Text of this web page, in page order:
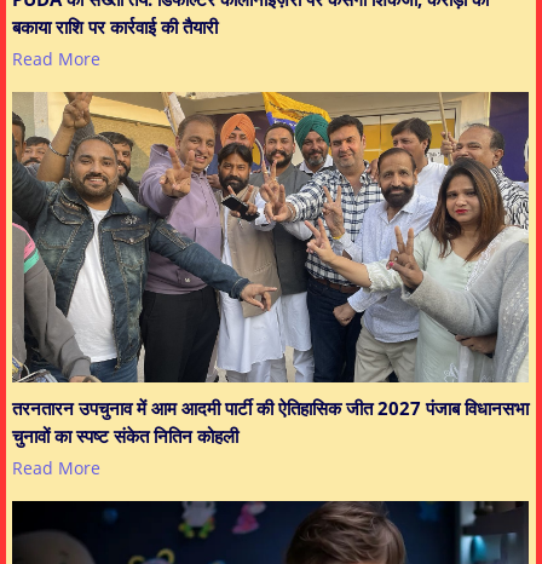
बकाया राशि पर कार्रवाई की तैयारी
Read More
तरनतारन उपचुनाव में आम आदमी पार्टी की ऐतिहासिक जीत 2027 पंजाब विधानसभा
चुनावों का स्पष्ट संकेत नितिन कोहली
Read More